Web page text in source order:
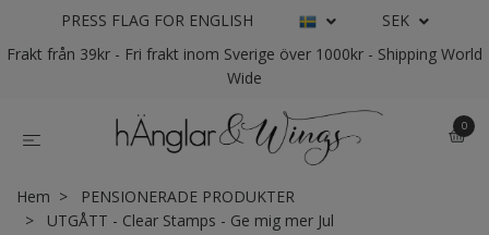
PRESS FLAG FOR ENGLISH
SEK
Frakt från 39kr - Fri frakt inom Sverige över 1000kr - Shipping World
Wide
0
Hem
PENSIONERADE PRODUKTER
UTGÅTT - Clear Stamps - Ge mig mer Jul